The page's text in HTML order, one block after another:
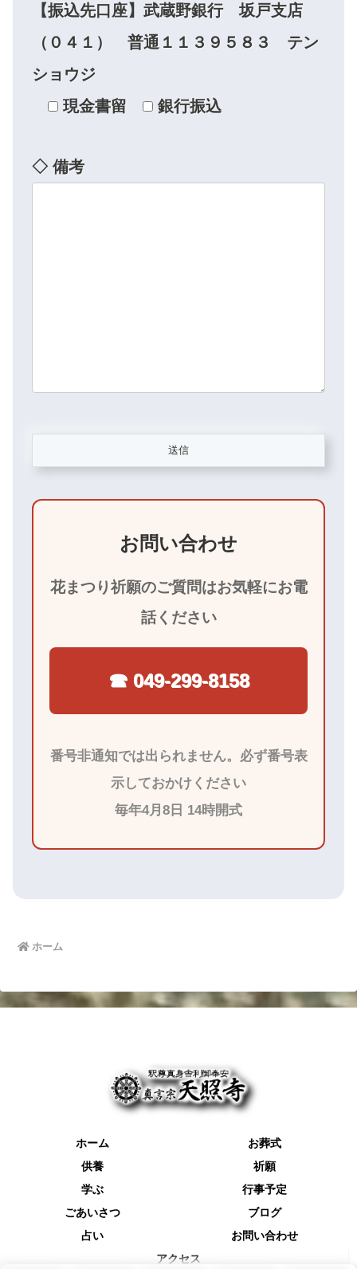
【振込先口座】武蔵野銀行 坂戸支店
（０４１） 普通１１３９５８３ テン
ショウジ
現金書留
銀行振込
◇ 備考
お問い合わせ
花まつり祈願のご質問はお気軽にお電
話ください
☎ 049-299-8158
番号非通知では出られません。必ず番号表
示しておかけください
毎年4月8日 14時開式
ホーム
ホーム
お葬式
供養
祈願
学ぶ
行事予定
ごあいさつ
ブログ
占い
お問い合わせ
アクセス